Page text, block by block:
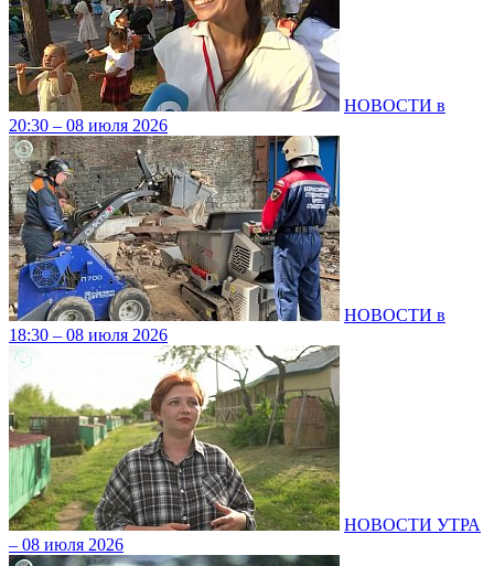
НОВОСТИ в
20:30 – 08 июля 2026
НОВОСТИ в
18:30 – 08 июля 2026
НОВОСТИ УТРА
– 08 июля 2026